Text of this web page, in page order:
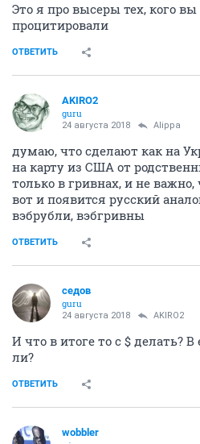
Это я про высеры тех, кого вы
процитировали
ОТВЕТИТЬ
AKIRO2
guru
24 августа 2018 Alippa
думаю, что сделают как на
на карту из США от
только в гривнах, и не важно,
вот и появится русский
вэбрубли, вэбгривны
ОТВЕТИТЬ
седов
guru
24 августа 2018 AKIRO2
И что в итоге то с $ делать?
ли?
ОТВЕТИТЬ
wobbler